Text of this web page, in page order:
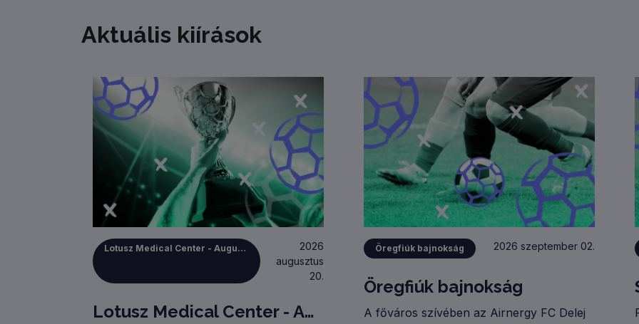
Aktuális kiírások
Lotusz Medical Center - Augusztus 20-i Zsíroskenyérkupa
2026
augusztus
20.
Lotusz Medical Center - Augusztus 20-i Zsíroskenyérkupa
Öregfiúk bajnokság 2026 szeptember 02.
Öregfiúk bajnokság
A főváros szívében az Airnergy FC Delej